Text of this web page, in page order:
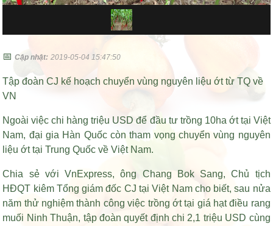
📅Cập nhật: 2019-05-04 15:47:50
Tập đoàn CJ kế hoạch chuyển vùng nguyên liệu ớt từ TQ về
VN
Ngoài việc chi hàng triệu USD để đầu tư trồng 10ha ớt tại Việt
Nam, đại gia Hàn Quốc còn tham vọng chuyển vùng nguyên
liệu ớt tại Trung Quốc về Việt Nam.
Chia sẻ với VnExpress, ông Chang Bok Sang, Chủ tịch
HĐQT kiêm Tổng giám đốc CJ tại Việt Nam cho biết, sau nửa
năm thử nghiệm thành công việc trồng ớt tại giá hạt điều rang
muối Ninh Thuận, tập đoàn quyết định chi 2,1 triệu USD cùng